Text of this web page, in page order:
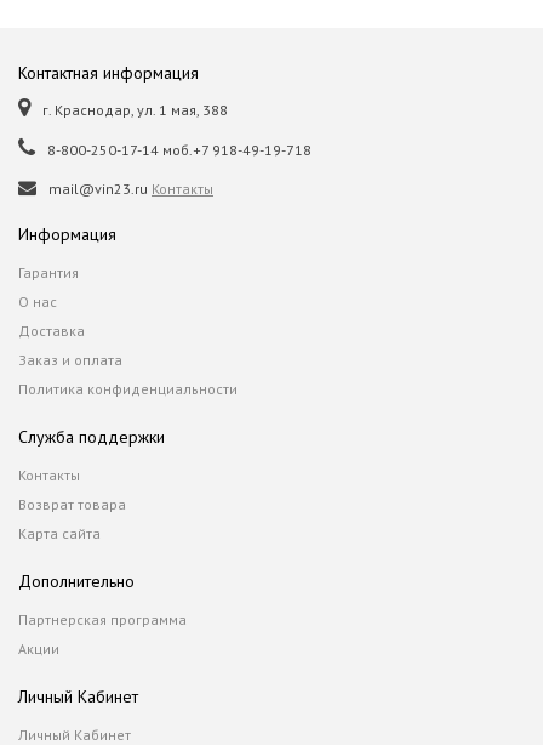
Контактная информация
г. Краснодар, ул. 1 мая, 388
8-800-250-17-14 моб.+7 918-49-19-718
mail@vin23.ru Контакты
Информация
Гарантия
О нас
Доставка
Заказ и оплата
Политика конфиденциальности
Служба поддержки
Контакты
Возврат товара
Карта сайта
Дополнительно
Партнерская программа
Акции
Личный Кабинет
Личный Кабинет